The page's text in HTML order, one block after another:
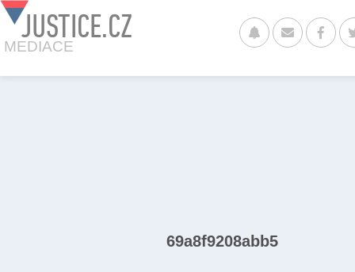
JUSTICE.CZ
MEDIACE
69a8f9208abb5